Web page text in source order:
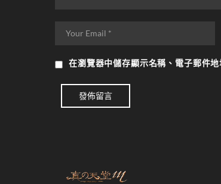
在瀏覽器中儲存顯示名稱、電子郵件
發佈留言